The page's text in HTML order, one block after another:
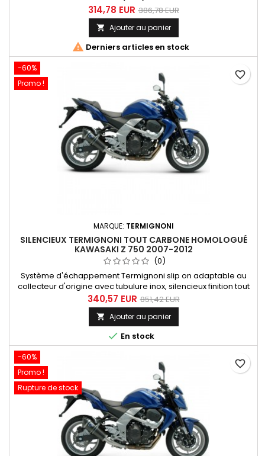
314,78 EUR 386,78 EUR
 Ajouter au panier
 Derniers articles en stock
-60%
Promo !
MARQUE: TERMIGNONI
SILENCIEUX TERMIGNONI TOUT CARBONE HOMOLOGUÉ
KAWASAKI Z 750 2007-2012
(0)
Système d'échappement Termignoni slip on adaptable au
collecteur d'origine avec tubulure inox, silencieux finition tout
carbone (enveloppe et embout) destiné à la Kawasaki Z 750
années 2007 à 2012.
340,57 EUR 851,42 EUR
 Ajouter au panier
 En stock
favorite_border
-60%
Promo !
Rupture de stock
favorite_border